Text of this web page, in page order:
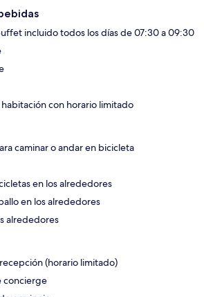
incluido todos los días de 07:30 a 09:30
habitación con horario limitado
caminar o andar en bicicleta
en los alrededores
en los alrededores
alrededores
(horario limitado)
concierge